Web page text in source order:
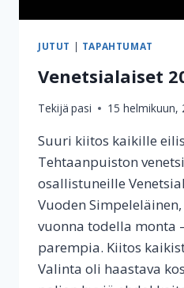
JUTUT | TAPAHTUMAT
Venetsialaiset
Tekijä pasi 15 helmikuun,
Suuri kiitos kaikille
Tehtaanpuiston
osallistuneille
Vuoden
vuonna todella monta
parempia. Kiitos
Valinta oli haastava